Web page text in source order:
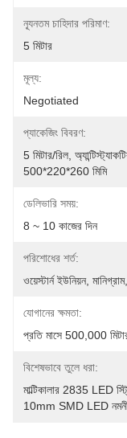
ন্যূনতম চাহিদার পরিমাণ:
5 মিটার
মূল্য:
Negotiated
প্যাকেজিং বিবরণ:
5 মিটার/রিল,
500*220*260 মিমি
ডেলিভারি সময়:
8 ~ 10 কাজের দিন
পরিশোধের শর্ত:
ওয়েস্টার্ন ইউনিয়ন,
যোগানের ক্ষমতা:
প্রতি মাসে 500,000
বিশেষভাবে তুলে ধরা:
মাল্টিকালার 2835 LED
10mm SMD LED